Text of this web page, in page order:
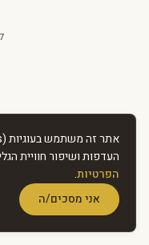
העדפות ושיפור חוויית
הפרטיות.
אני מסכים/ה